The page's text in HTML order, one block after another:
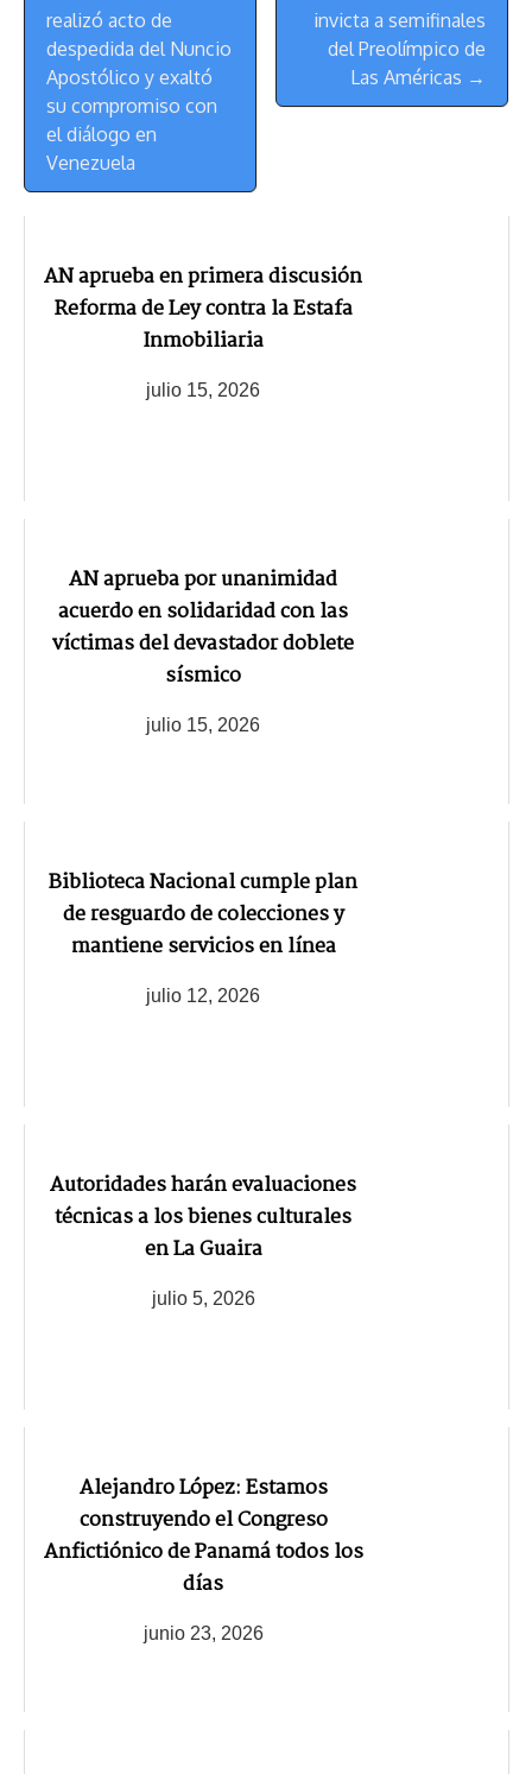
de
Navegación
realizó acto de
despedida del Nuncio
Apostólico y exaltó
su compromiso con
el diálogo en
Venezuela
invicta a semifinales
del Preolímpico de
Las Américas →
AN aprueba en primera discusión
Reforma de Ley contra la Estafa
Inmobiliaria
julio 15, 2026
AN aprueba por unanimidad
acuerdo en solidaridad con las
víctimas del devastador doblete
sísmico
julio 15, 2026
Biblioteca Nacional cumple plan
de resguardo de colecciones y
mantiene servicios en línea
julio 12, 2026
Autoridades harán evaluaciones
técnicas a los bienes culturales
en La Guaira
julio 5, 2026
Alejandro López: Estamos
construyendo el Congreso
Anfictiónico de Panamá todos los
días
junio 23, 2026